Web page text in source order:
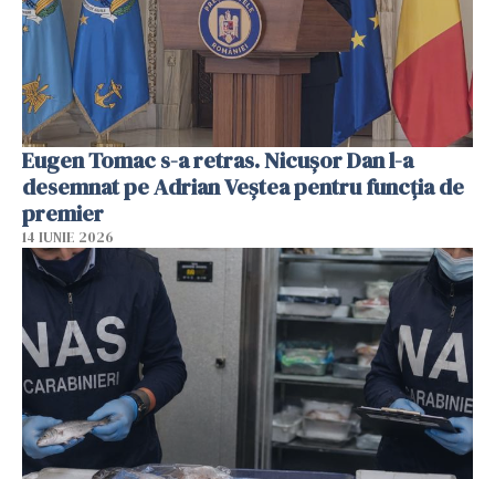
Eugen Tomac s-a retras. Nicușor Dan l-a
desemnat pe Adrian Veștea pentru funcția de
premier
14 IUNIE 2026